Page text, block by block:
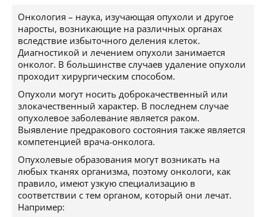
Онкология – наука, изучающая опухоли и другое
наросты, возникающие на различных органах
вследствие избыточного деления клеток.
Диагностикой и лечением опухоли занимается
онколог. В большинстве случаев удаление опухоли
проходит хирургическим способом.
Опухоли могут носить доброкачественный или
злокачественный характер. В последнем случае
опухолевое заболевание является раком.
Выявление предракового состояния также является
компетенцией врача-онколога.
Опухолевые образования могут возникать на
любых тканях организма, поэтому онкологи, как
правило, имеют узкую специализацию в
соответствии с тем органом, который они лечат.
Например: